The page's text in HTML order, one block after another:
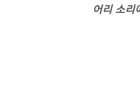
어리 소